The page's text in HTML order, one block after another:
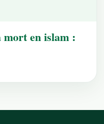
mort en islam :